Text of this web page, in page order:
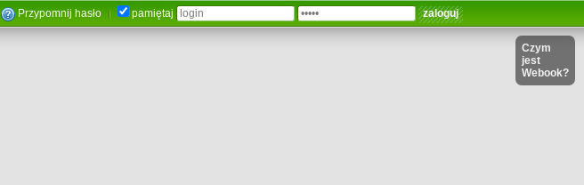
Przypomnij hasło pamiętaj
Czym
jest
Webook?